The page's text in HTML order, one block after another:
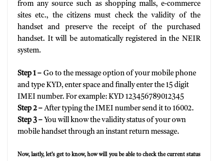
from any source such as shopping malls, e-commerce
sites etc., the citizens must check the validity of the
handset and preserve the receipt of the purchased
handset. It will be automatically registered in the NEIR
system.
Step 1 – Go to the message option of your mobile phone
and type KYD, enter space and finally enter the 15 digit
IMEI number. For example: KYD 123456789012345
Step 2 – After typing the IMEI number send it to 16002.
Step 3 – You will know the validity status of your own
mobile handset through an instant return message.
Now, lastly, let’s get to know, how will you be able to check the current status